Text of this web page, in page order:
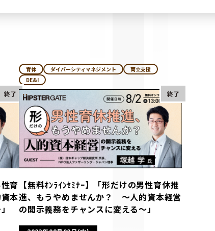
終了
育
本
育休 ダイバーシティマネジメント
両立支援
DE&I
終了
【無料ｵﾝﾗｲﾝｾﾐﾅｰ】「形だけの男性育休推
進、もうやめませんか？ 〜人的資本経営
の開示義務をチャンスに変える〜」